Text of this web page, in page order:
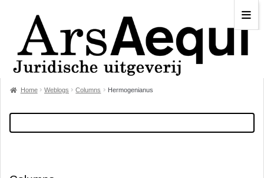
Home Weblogs Columns Hermogenianus